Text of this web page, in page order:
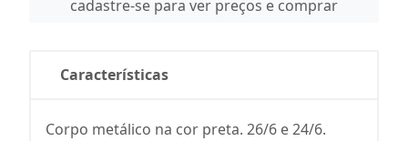
cadastre-se para ver preços e comprar
Características
Corpo metálico na cor preta. 26/6 e 24/6.